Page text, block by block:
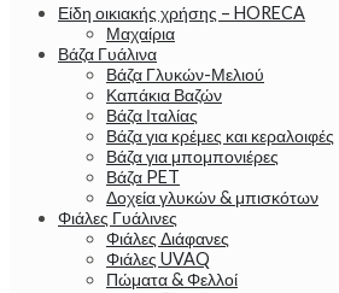
Είδη οικιακής χρήσης – HORECA
Μαχαίρια
Βάζα Γυάλινα
Βάζα Γλυκών-Μελιού
Καπάκια Βαζών
Βάζα Ιταλίας
Βάζα για κρέμες και κεραλοιφές
Βάζα για μπομπονιέρες
Βάζα PET
Δοχεία γλυκών & μπισκότων
Φιάλες Γυάλινες
Φιάλες Διάφανες
Φιάλες UVAQ
Πώματα & Φελλοί